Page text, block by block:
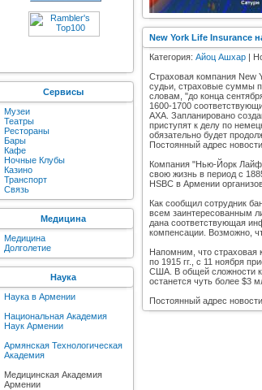
Сервисы
Музеи
Театры
Рестораны
Бары
Кафе
Ночные Клубы
Казино
Транспорт
Связь
Медицина
Медицина
Долголетие
Наука
Наука в Армении
Национальная Академия
Наук Армении
Армянская Технологическая
Академия
Медицинская Академия
Армении
New York Life Insurance
Категория: Айоц Ашхар |
Страховая компания New
судьи, страховые суммы
словам, "до конца
1600-1700
АХА. Запланировано
приступят к делу по
обязательно будет
Постоянный адрес
Компания "Нью-Йорк Лайф
свою жизнь в период с
HSBC в Армении
Как сообщил сотрудник
всем заинтересованным
дана соответствующая
компенсации. Возможно,
Напомним, что страховая
по 1915 гг., с 11 ноября
США. В общей сложности
останется чуть более $3
Постоянный адрес